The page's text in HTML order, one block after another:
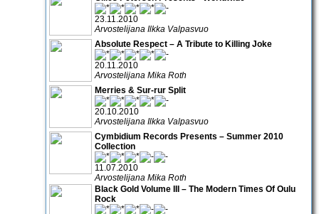
23.11.2010
Arvostelijana Ilkka Valpasvuo
Absolute Respect – A Tribute to Killing Joke
20.11.2010
Arvostelijana Mika Roth
Merries & Sur-rur Split
20.10.2010
Arvostelijana Ilkka Valpasvuo
Cymbidium Records Presents – Summer 2010
Collection
11.07.2010
Arvostelijana Mika Roth
Black Gold Volume III – The Modern Times Of Oulu
Rock